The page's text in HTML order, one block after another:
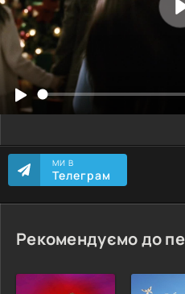
МИ В
Телеграм
Рекомендуємо до